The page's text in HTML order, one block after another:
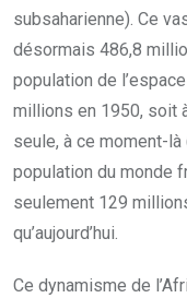
subsaharienne). Ce
désormais 486,8
population de
millions en 1950, soit
seule, à ce moment-
population du monde
seulement 129
qu’aujourd’hui.
Ce dynamisme de